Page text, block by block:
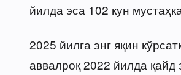
йилда эса 102 кун
2025 йилга энг яқин
аввалроқ 2022 йилда қайд